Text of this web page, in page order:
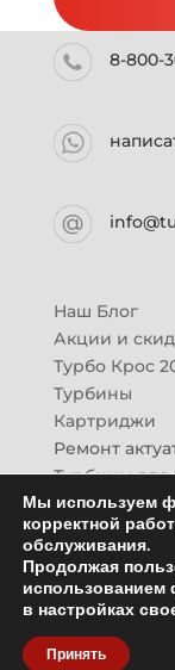
8-800-
Наш Блог
Акции и
Турбо Крос
Турбины
Картриджи
Ремонт
Турбины для
Турбины для
Картридж
Турбины
Купить
Контакты
Оптовикам
Мы используем
корректной
обслуживания.
Продолжая
использованием
в настройках
Принять